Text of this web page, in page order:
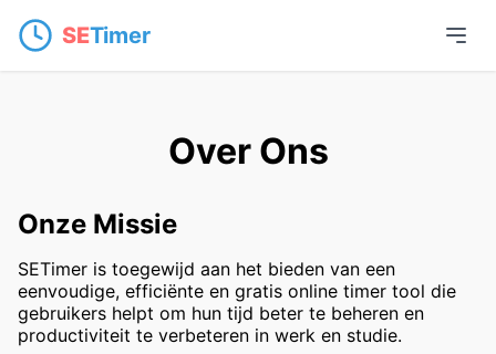
SETimer
Over Ons
Onze Missie
SETimer is toegewijd aan het bieden van een
eenvoudige, efficiënte en gratis online timer tool die
gebruikers helpt om hun tijd beter te beheren en
productiviteit te verbeteren in werk en studie.